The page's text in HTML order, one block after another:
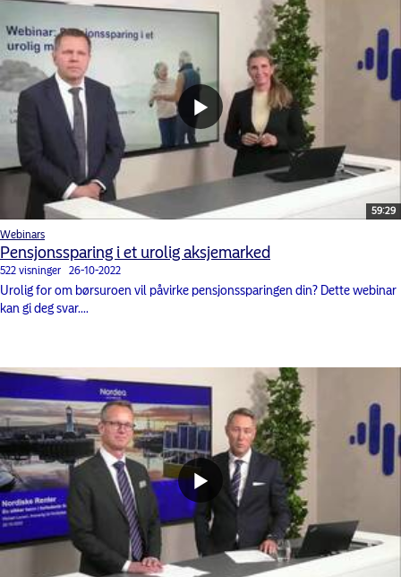
59:29
Webinars
Pensjonssparing i et urolig aksjemarked
522 visninger 26-10-2022
Urolig for om børsuroen vil påvirke pensjonssparingen din? Dette webinar
kan gi deg svar....